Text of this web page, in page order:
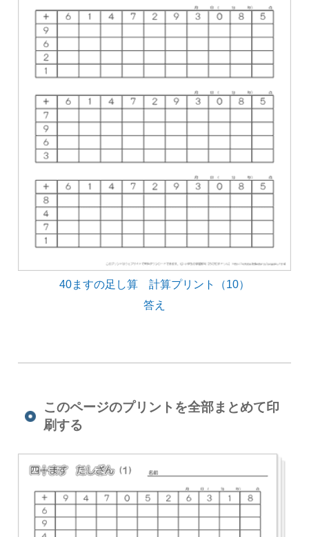
40ますの足し算 計算プリント（10）
答え
このページのプリントを全部まとめて印
刷する